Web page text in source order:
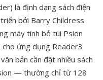
là định dạng sách điện
bởi Barry Childress
máy tính bỏ túi Psion
ứng dụng Reader3
bản cần đặt nhiều sách
— thường chỉ từ 128